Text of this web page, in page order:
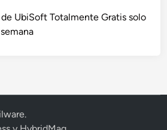
UbiSoft Totalmente Gratis solo
.